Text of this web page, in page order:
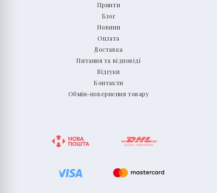
Принти
Блог
Новини
Оплата
Доставка
Питання та відповіді
Відгуки
Контакти
Обмін-повернення товару